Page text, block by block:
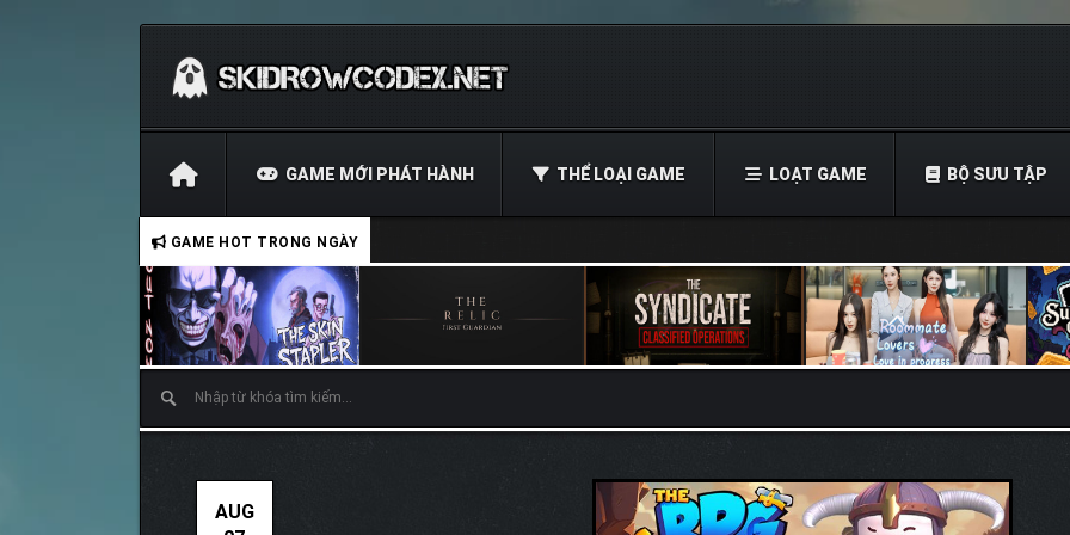
GAME MỚI PHÁT HÀNH THỂ LOẠI GAME LOẠT GAME BỘ SƯU TẬP
GAME HOT TRONG NGÀY
AUG